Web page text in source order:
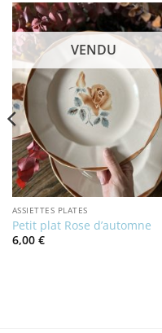
VENDU
ASSIETTES PLATES
Petit plat Rose d’automne
6,00 €